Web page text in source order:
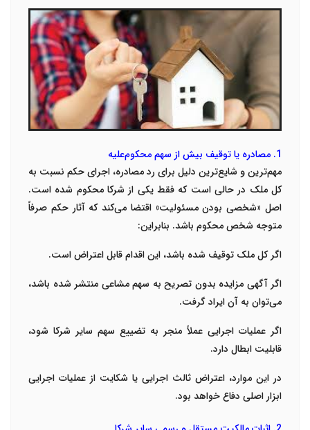
1. مصادره یا توقیف بیش از سهم محکوم‌علیه
مهم‌ترین و شایع‌ترین دلیل برای رد مصادره، اجرای حکم نسبت به
کل ملک در حالی است که فقط یکی از شرکا محکوم شده است.
اصل «شخصی بودن مسئولیت» اقتضا می‌کند که آثار حکم صرفاً
متوجه شخص محکوم باشد. بنابراین:
اگر کل ملک توقیف شده باشد، این اقدام قابل اعتراض است.
اگر آگهی مزایده بدون تصریح به سهم مشاعی منتشر شده باشد،
می‌توان به آن ایراد گرفت.
اگر عملیات اجرایی عملاً منجر به تضییع سهم سایر شرکا شود،
قابلیت ابطال دارد.
در این موارد، اعتراض ثالث اجرایی یا شکایت از عملیات اجرایی
ابزار اصلی دفاع خواهد بود.